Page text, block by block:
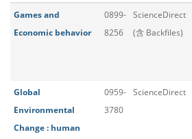
Games and
Economic behavior
0899-
8256
ScienceDirect
(含 Backfiles)
Global
Environmental
Change : human
0959-
3780
ScienceDirect